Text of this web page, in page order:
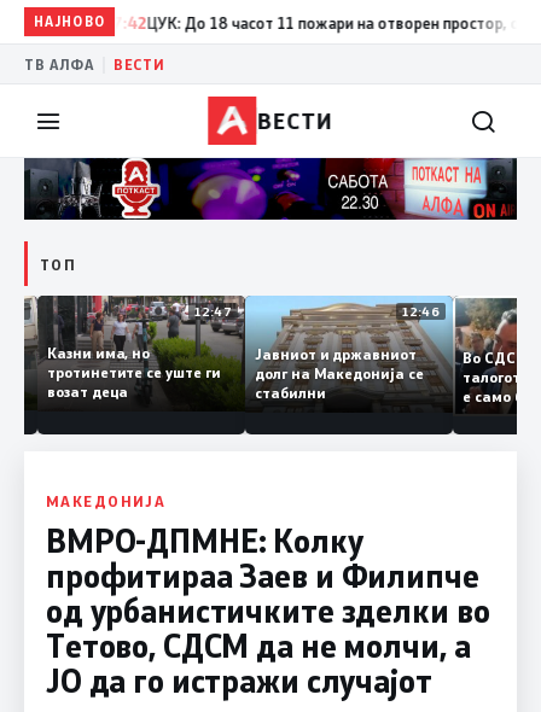
НАЈНОВО
17:42 ЦУК: До 18 часот 11 пожари на отворен простор, од кои
ТВ АЛФА ВЕСТИ
ВЕСТИ
ТОП
12:50
и
12:47
Казни има, но
тротинетите се уште ги
возат деца
12:46
Јавниот и државниот
долг на Македонија се
стабилни
Во
е само
копија
Заев
МАКЕДОНИЈА
ВМРО-ДПМНЕ: Колку
профитираа Заев и Филипче
од урбанистичките зделки во
Тетово, СДСM да не молчи, а
ЈО да го истражи случајот